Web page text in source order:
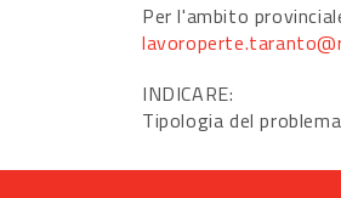
Per l'ambito
INDICARE:
Tipologia del